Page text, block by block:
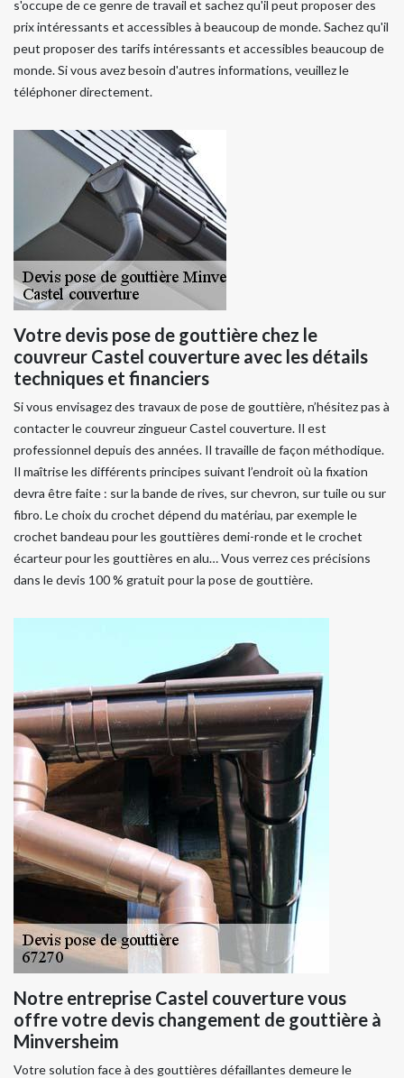
s'occupe de ce genre de travail et sachez qu'il peut proposer des
prix intéressants et accessibles à beaucoup de monde. Sachez qu'il
peut proposer des tarifs intéressants et accessibles beaucoup de
monde. Si vous avez besoin d'autres informations, veuillez le
téléphoner directement.
Votre devis pose de gouttière chez le
couvreur Castel couverture avec les détails
techniques et financiers
Si vous envisagez des travaux de pose de gouttière, n’hésitez pas à
contacter le couvreur zingueur Castel couverture. Il est
professionnel depuis des années. Il travaille de façon méthodique.
Il maîtrise les différents principes suivant l’endroit où la fixation
devra être faite : sur la bande de rives, sur chevron, sur tuile ou sur
fibro. Le choix du crochet dépend du matériau, par exemple le
crochet bandeau pour les gouttières demi-ronde et le crochet
écarteur pour les gouttières en alu… Vous verrez ces précisions
dans le devis 100 % gratuit pour la pose de gouttière.
Notre entreprise Castel couverture vous
offre votre devis changement de gouttière à
Minversheim
Votre solution face à des gouttières défaillantes demeure le